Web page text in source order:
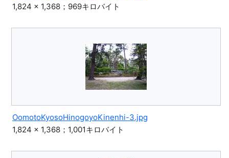
1,824 × 1,368；969キロバイト
OomotoKyosoHinogoyoKinenhi-3.jpg
1,824 × 1,368；1,001キロバイト